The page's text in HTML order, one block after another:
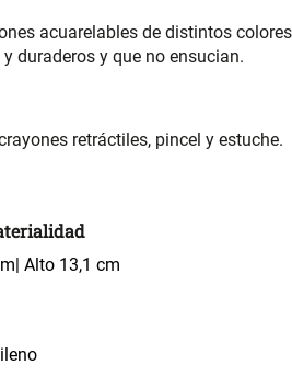
acuarelables de distintos
duraderos y que no ensucian.
retráctiles, pincel y estuche.
Alto 13,1 cm